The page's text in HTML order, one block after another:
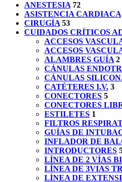
ANESTESIA 72
ASISTENCIA CARDIACA
CIRUGÍA 53
CUIDADOS CRÍTICOS
ACCESOS
ACCESOS
ALAMBRES GUÍA 2
CÁNULAS
CÁNULAS
CATÉTERES I.V. 3
CONECTORES 5
CONECTORES
ESTILETES 1
FILTROS
GUÍAS DE
INFLADOR DE
INTRODUCTORES
LÍNEA DE 2 VÍAS
LÍNEA DE 3VIAS
LÍNEA DE